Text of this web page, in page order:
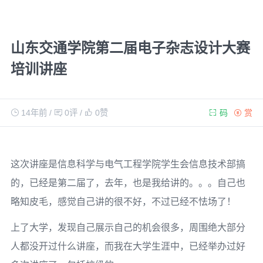
山东交通学院第二届电子杂志设计大赛
培训讲座
14年前/ 0评/ 0赞 赏
码
这次讲座是信息科学与电气工程学院学生会信息技术部搞
的，已经是第二届了，去年，也是我给讲的。。。自己也
略知皮毛，感觉自己讲的很不好，不过已经不怯场了！
上了大学，发现自己展示自己的机会很多，周围绝大部分
人都没开过什么讲座，而我在大学生涯中，已经举办过好